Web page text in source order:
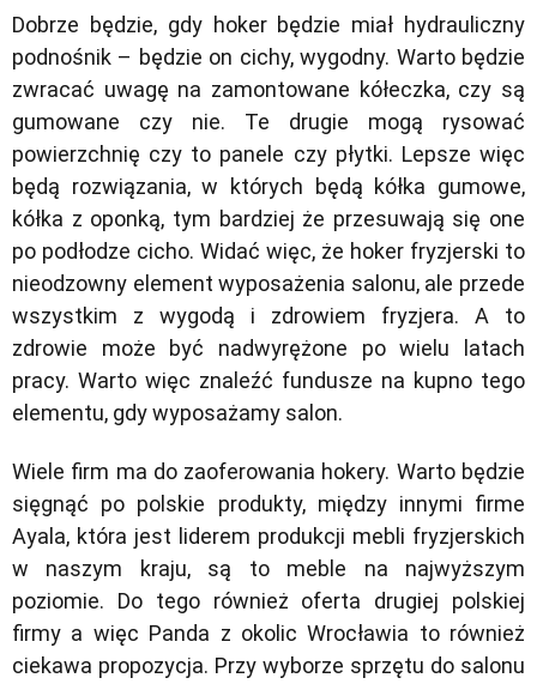
Dobrze będzie, gdy hoker będzie miał hydrauliczny
podnośnik – będzie on cichy, wygodny. Warto będzie
zwracać uwagę na zamontowane kółeczka, czy są
gumowane czy nie. Te drugie mogą rysować
powierzchnię czy to panele czy płytki. Lepsze więc
będą rozwiązania, w których będą kółka gumowe,
kółka z oponką, tym bardziej że przesuwają się one
po podłodze cicho. Widać więc, że hoker fryzjerski to
nieodzowny element wyposażenia salonu, ale przede
wszystkim z wygodą i zdrowiem fryzjera. A to
zdrowie może być nadwyrężone po wielu latach
pracy. Warto więc znaleźć fundusze na kupno tego
elementu, gdy wyposażamy salon.
Wiele firm ma do zaoferowania hokery. Warto będzie
sięgnąć po polskie produkty, między innymi firme
Ayala, która jest liderem produkcji mebli fryzjerskich
w naszym kraju, są to meble na najwyższym
poziomie. Do tego również oferta drugiej polskiej
firmy a więc Panda z okolic Wrocławia to również
ciekawa propozycja. Przy wyborze sprzętu do salonu